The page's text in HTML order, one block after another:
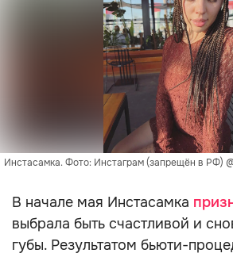
Инстасамка. Фото: Инстаграм (запрещён в РФ)
В начале мая Инстасамка
выбрала быть счастливой и
губы. Результатом бьюти-